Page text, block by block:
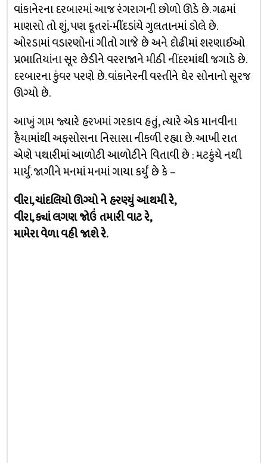
વાંકાનેરના દરબારમાં આજ રંગરાગની છોળો ઊડે છે. ગઢમાં
માણસો તો શું, પણ કૂતરાં-મીંદડાંયે ગુલતાનમાં ડોલે છે.
ઓરડામાં વડારણોનાં ગીતો ગાજે છે અને દોઢીમાં શરણાઈઓ
પ્રભાતિયાંના સૂર છેડીને વરરાજાને મીઠી નીંદરમાંથી જગાડે છે.
દરબારના કુંવર પરણે છે. વાંકાનેરની વસ્તીને ઘેર સોનાનો સૂરજ
ઊગ્યો છે.
આખું ગામ જ્યારે હરખમાં ગરકાવ હતું, ત્યારે એક માનવીના
હૈયામાંથી અફસોસના નિસાસા નીકળી રહ્યા છે. આખી રાત
એણે પથારીમાં આળોટી આળોટીને વિતાવી છે : મટકુંયે નથી
માર્યું. જાગીને મનમાં મનમાં ગાયા કર્યું છે કે –
વીરા, ચાંદલિયો ઊગ્યો ને હરણ્યું આથમી રે,
વીરા, ક્યાં લગણ જોઉં તમારી વાટ રે,
મામેરા વેળા વહી જાશે રે.